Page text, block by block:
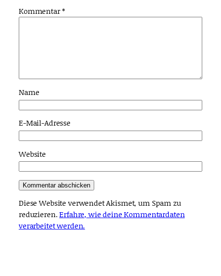
Kommentar*
Name
E-Mail-Adresse
Website
Diese Website verwendet Akismet, um Spam zu
reduzieren.Erfahre, wie deine Kommentardaten
verarbeitet werden.